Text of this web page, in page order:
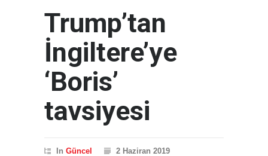
Trump’tan
İngiltere’ye
‘Boris’
tavsiyesi
In Güncel
2 Haziran 2019